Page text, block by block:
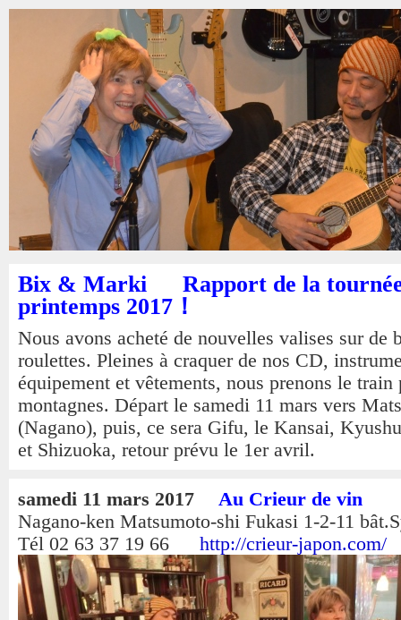
Bix & Marki Rapport de la
printemps 2017！
Nous avons acheté de nouvelles valises sur de
roulettes. Pleines à craquer de nos CD,
équipement et vêtements, nous prenons le train
montagnes. Départ le samedi 11 mars vers
(Nagano), puis, ce sera Gifu, le Kansai,
et Shizuoka, retour prévu le 1er avril.
samedi 11 mars 2017
Au Crieur de vin
Nagano-ken Matsumoto-shi Fukasi 1-2-11
Tél 02 63 37 19 66 http://crieur-japon.com/